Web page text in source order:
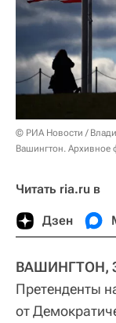
© РИА Новости /
Вашингтон. Архивное
Читать ria.ru в
Дзен
ВАШИНГТОН,
Претенденты
от